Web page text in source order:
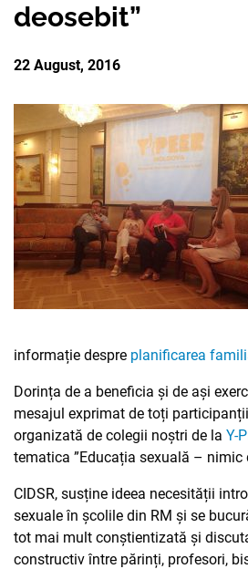
deosebit”
22 August, 2016
informație despre planificarea
Dorința de a beneficia și de ași
mesajul exprimat de toți
organizată de colegii noștri de la Y-
tematica ”Educația sexuală – nimic
CIDSR, susține ideea necesității
sexuale în școlile din RM și se
tot mai mult conștientizată și
constructiv între părinți, profesori,